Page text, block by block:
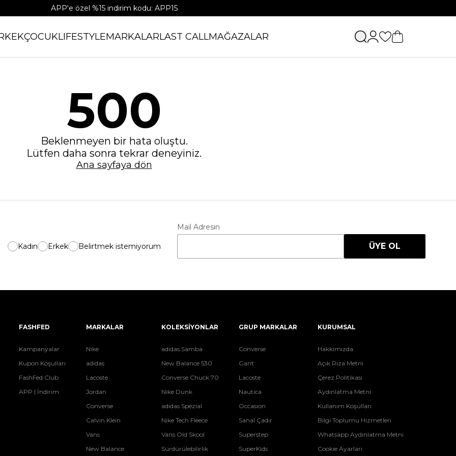
APP'e özel %15 indirim kodu: APP15
ÇOCUKLIFESTYLEMARKALARLAST CALLMAĞAZALAR
500
Beklenmeyen bir hata oluştu.
Lütfen daha sonra tekrar deneyiniz.
Ana sayfaya dön
Kadın Erkek Belirtmek istemiyorum
Mail Adresin
ÜYE OL
FASHFED
Kampanyalar
Kupon Koşulları
FashFed Club
APP | İndirim
MARKALAR
Nike
adidas
Lacoste
Jordan
Converse
Calvin Klein
Vans
New Balance
KOLEKSİYONLAR
adidas Samba
New Balance 530
Converse Chuck 70
Nike Dunk
adidas Spezial
Nike Tech Fleece
Vans Old Skool
Sürdürülebilirlik
GRUP MARKALAR
Converse
Gant
Lacoste
Nautica
Occasion
Sanal Çadır
Superstep
SuperKids
KURUMSAL
Hakkımızda
Açık Rıza Metni
Çerez Politikası
Aydınlatma Metni
Kullanım Koşulları
Bilgi Toplumu Hizmetleri
Whatsapp Aydınlatma Metni
Cookie Ayarları